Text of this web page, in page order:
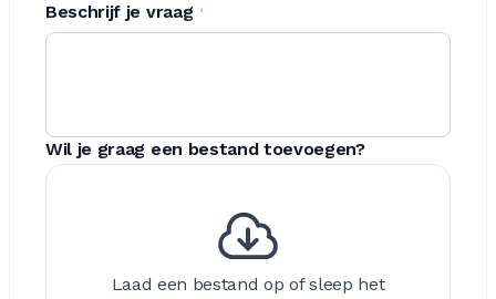
Beschrijf je vraag *
Wil je graag een bestand toevoegen?
Laad een bestand op of sleep het